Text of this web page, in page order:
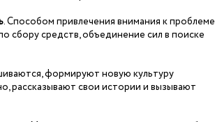
. Способом привлечения внимания к проблеме
сбору средств, объединение сил в поиске
формируют новую культуру
рассказывают свои истории и вызывают